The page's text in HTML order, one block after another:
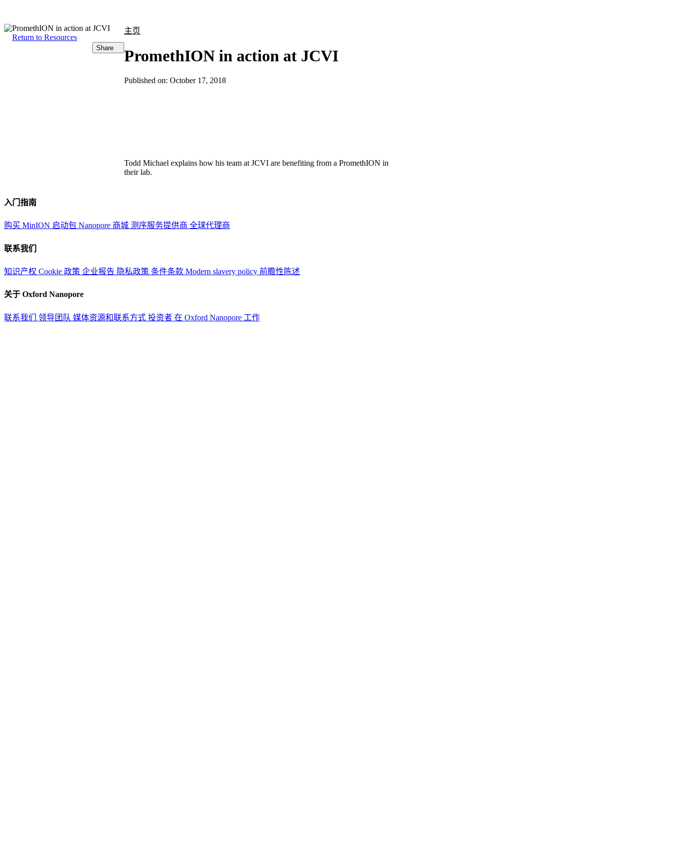
主页
PromethION in action at JCVI
Return to Resources
Share
Published on: October 17, 2018
Todd Michael explains how his team at JCVI are benefiting from a PromethION in
their lab.
入门指南
购买 MinION 启动包 Nanopore 商城 测序服务提供商 全球代理商
联系我们
知识产权 Cookie 政策 企业报告 隐私政策 条件条款 Modern slavery policy 前瞻性陈述
关于 Oxford Nanopore
联系我们 领导团队 媒体资源和联系方式 投资者 在 Oxford Nanopore 工作